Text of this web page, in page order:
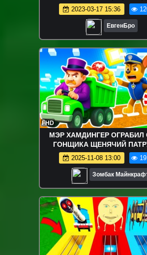
НУБ И ПРО ВИДЕО
MINECRAFT
2023-03-17 15:36
ЕвгенБро
FHD
МЭР ХАМДИНГЕР ОГРАБИЛ
ГОНЩИКА ЩЕНЯЧИЙ
МАЙНКРАФТ МУЛЬТИК PAW
2025-11-08 13:00
Зомбак